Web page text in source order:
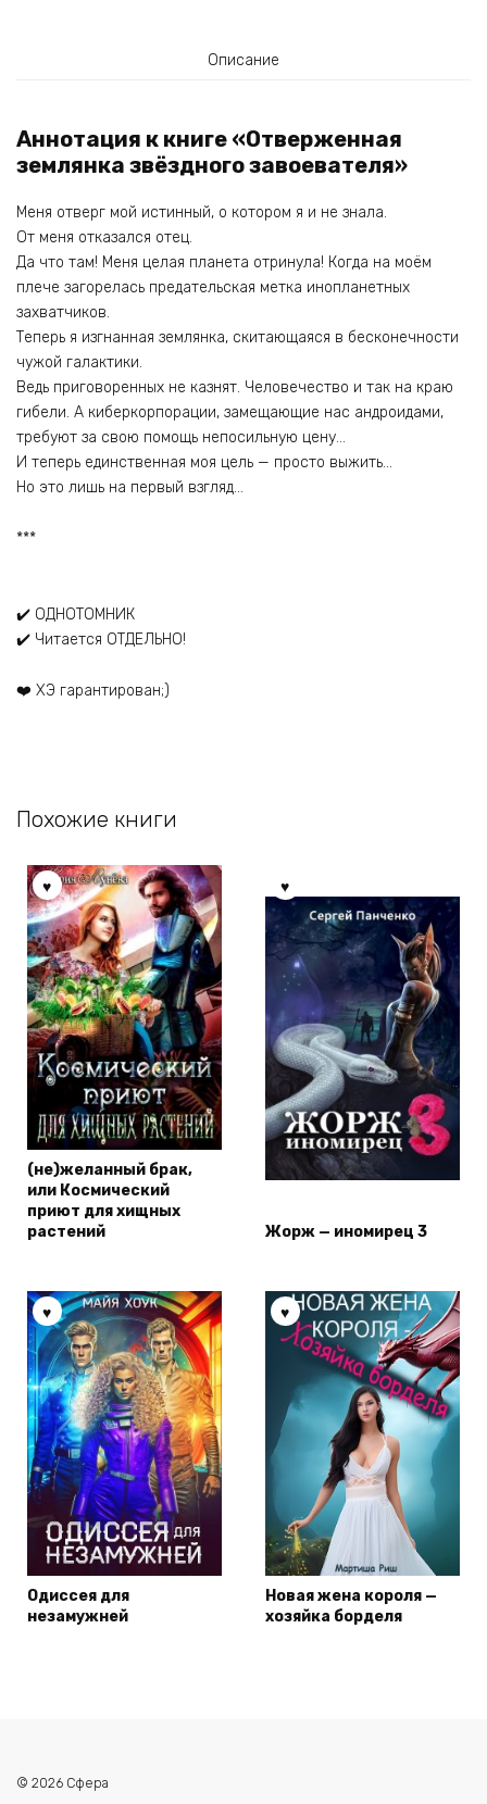
Описание
Аннотация к книге «Отверженная
землянка звёздного завоевателя»
Меня отверг мой истинный, о котором я и не знала.
От меня отказался отец.
Да что там! Меня целая планета отринула! Когда на моём
плече загорелась предательская метка инопланетных
захватчиков.
Теперь я изгнанная землянка, скитающаяся в бесконечности
чужой галактики.
Ведь приговоренных не казнят. Человечество и так на краю
гибели. А киберкорпорации, замещающие нас андроидами,
требуют за свою помощь непосильную цену…
И теперь единственная моя цель — просто выжить…
Но это лишь на первый взгляд…
***
✔️ ОДНОТОМНИК
✔️ Читается ОТДЕЛЬНО!
❤️ ХЭ гарантирован;)
Похожие книги
(не)желанный брак,
или Космический
приют для хищных
растений
Жорж — иномирец 3
Одиссея для
незамужней
Новая жена короля —
хозяйка борделя
© 2026 Сфера